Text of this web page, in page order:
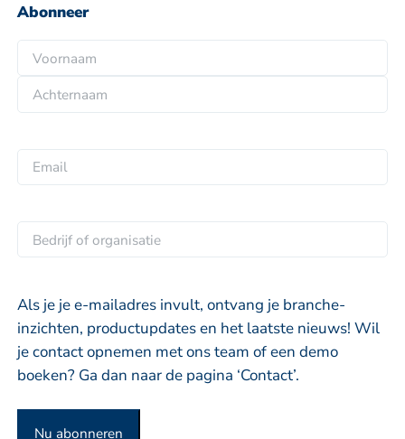
Abonneer
a
*
o
r
n
a
m
c
e
n
a
m
m
i
le
r
i
j
f
Als je je e-mailadres invult, ontvang je branche-
inzichten, productupdates en het laatste nieuws! Wil
je contact opnemen met ons team of een demo
boeken? Ga dan naar de pagina ‘Contact’.
Nu abonneren